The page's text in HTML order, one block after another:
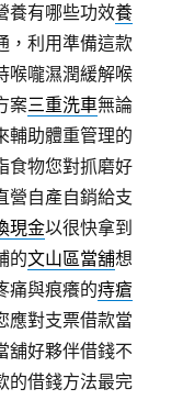
養有哪些功效養
，利用準備這款
喉嚨濕潤緩解喉
案三重洗車無論
輔助體重管理的
食物您對抓磨好
營自產自銷給支
現金以很快拿到
的文山區當舖想
痛與痕癢的痔瘡
應對支票借款當
舖好夥伴借錢不
的借錢方法最完